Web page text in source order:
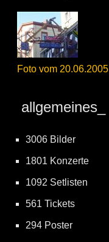
Foto vom 20.06.2005
allgemeines_
3006 Bilder
1801 Konzerte
1092 Setlisten
561 Tickets
294 Poster